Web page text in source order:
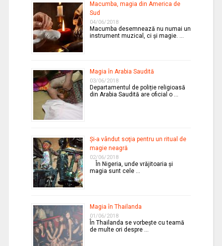
Macumba, magia din America de
Sud
04/06/2018
Macumba desemnează nu numai un
instrument muzical, ci și magie. …
Magia în Arabia Saudită
03/06/2018
Departamentul de poliție religioasă
din Arabia Saudită are oficial o …
Şi-a vândut soţia pentru un ritual de
magie neagră
02/06/2018
În Nigeria, unde vrăjitoaria şi
magia sunt cele …
Magia în Thailanda
01/06/2018
În Thailanda se vorbeşte cu teamă
de multe ori despre …